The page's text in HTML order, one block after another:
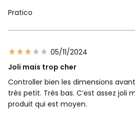
Pratico
05/11/2024
Joli mais trop cher
Controller bien les dimensions avant
très petit. Très bas. C’est assez joli
produit qui est moyen.